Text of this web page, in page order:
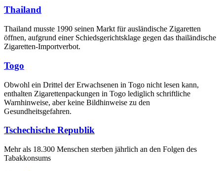
Thailand
Thailand musste 1990 seinen Markt für ausländische Zigaretten
öffnen, aufgrund einer Schiedsgerichtsklage gegen das thailändische
Zigaretten-Importverbot.
Togo
Obwohl ein Drittel der Erwachsenen in Togo nicht lesen kann,
enthalten Zigarettenpackungen in Togo lediglich schriftliche
Warnhinweise, aber keine Bildhinweise zu den
Gesundheitsgefahren.
Tschechische Republik
Mehr als 18.300 Menschen sterben jährlich an den Folgen des
Tabakkonsums